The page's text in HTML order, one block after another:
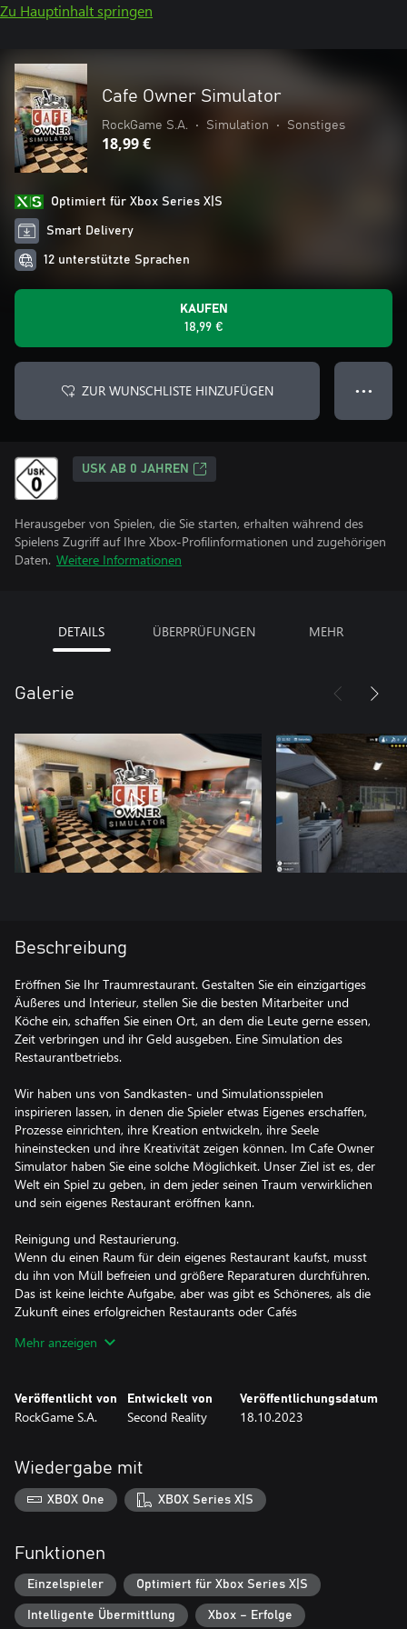
Zu Hauptinhalt springen
Cafe Owner Simulator
RockGame S.A. • Simulation • Sonstiges
18,99 €
Optimiert für Xbox Series X|S
Smart Delivery
12 unterstützte Sprachen
KAUFEN
18,99 €
ZUR WUNSCHLISTE HINZUFÜGEN ● ● ●
USK AB 0 JAHREN
Herausgeber von Spielen, die Sie starten, erhalten während des
Spielens Zugriff auf Ihre Xbox-Profilinformationen und zugehörigen
Daten. Weitere Informationen
DETAILS ÜBERPRÜFUNGEN MEHR
Galerie
Beschreibung
Eröffnen Sie Ihr Traumrestaurant. Gestalten Sie ein einzigartiges
Äußeres und Interieur, stellen Sie die besten Mitarbeiter und
Köche ein, schaffen Sie einen Ort, an dem die Leute gerne essen,
Zeit verbringen und ihr Geld ausgeben. Eine Simulation des
Restaurantbetriebs.
Wir haben uns von Sandkasten- und Simulationsspielen
inspirieren lassen, in denen die Spieler etwas Eigenes erschaffen,
Prozesse einrichten, ihre Kreation entwickeln, ihre Seele
hineinstecken und ihre Kreativität zeigen können. Im Cafe Owner
Simulator haben Sie eine solche Möglichkeit. Unser Ziel ist es, der
Welt ein Spiel zu geben, in dem jeder seinen Traum verwirklichen
und sein eigenes Restaurant eröffnen kann.
Reinigung und Restaurierung.
Wenn du einen Raum für dein eigenes Restaurant kaufst, musst
du ihn von Müll befreien und größere Reparaturen durchführen.
Das ist keine leichte Aufgabe, aber was gibt es Schöneres, als die
Zukunft eines erfolgreichen Restaurants oder Cafés
Tapeten, Teppiche oder Verkleidungen aus verschiedenen
Materialien auswählen, denn hier beginnt Ihr Design.
Küche und Ausstattung.
Wie kommen Sie ohne Küchenausstattung aus? Entscheiden Sie
sich für die Art Ihres zukünftigen Lokals und kaufen Sie alle
notwendigen Geräte dafür. Vergessen Sie auch nicht, sie an die
Um ein Lokal zu eröffnen, müssen Sie mindestens 5 Gerichte in
die Speisekarte aufnehmen.
Für die Zubereitung dieser Gerichte benötigen Sie Produkte, die
Mehr anzeigen
Veröffentlicht von
RockGame S.A.
Entwickelt von
Second Reality
Veröffentlichungsdatum
18.10.2023
Wiedergabe mit
XBOX One XBOX Series X|S
Funktionen
Einzelspieler Optimiert für Xbox Series X|S
Intelligente Übermittlung Xbox – Erfolge